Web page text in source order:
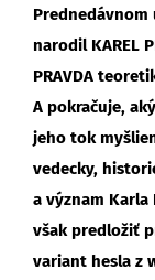
narodil KAREL
PRAVDA
A pokračuje,
jeho tok
vedecky,
a význam Karla
však predložiť
variant hesla z